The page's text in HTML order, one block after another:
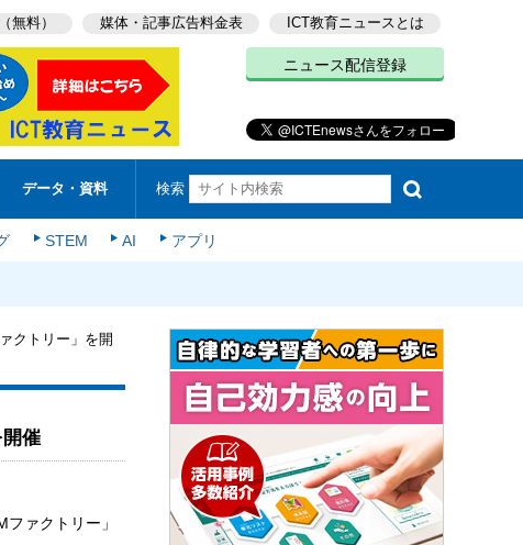
無料） 媒体・記事広告料金表 ICT教育ニュースとは
ニュース配信登録
データ・資料 検索
STEM AI アプリ
クトリー」を開
催
ァクトリー」